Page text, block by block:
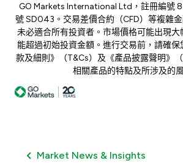
GO Markets International Ltd，註冊編號
號 SD043。交易差價合約（CFD）等複雜
未必適合所有投資者。市場價格可能出現
能超過初始投資金額。進行交易前，請確
款及細則》（T&Cs）及《產品披露聲明》
相關產品的特點及所涉及的
Market News & Insights